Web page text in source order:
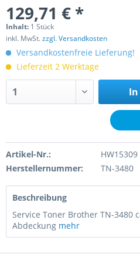
129,71 € *
Inhalt: 1 Stück
inkl. MwSt.zzgl. Versandkosten
Versandkostenfreie Lieferung!
Lieferzeit 2 Werktage
Artikel-Nr.:
HW15309
Herstellernummer:
TN-3480
Beschreibung
Service Toner Brother TN-3480
Abdeckung mehr